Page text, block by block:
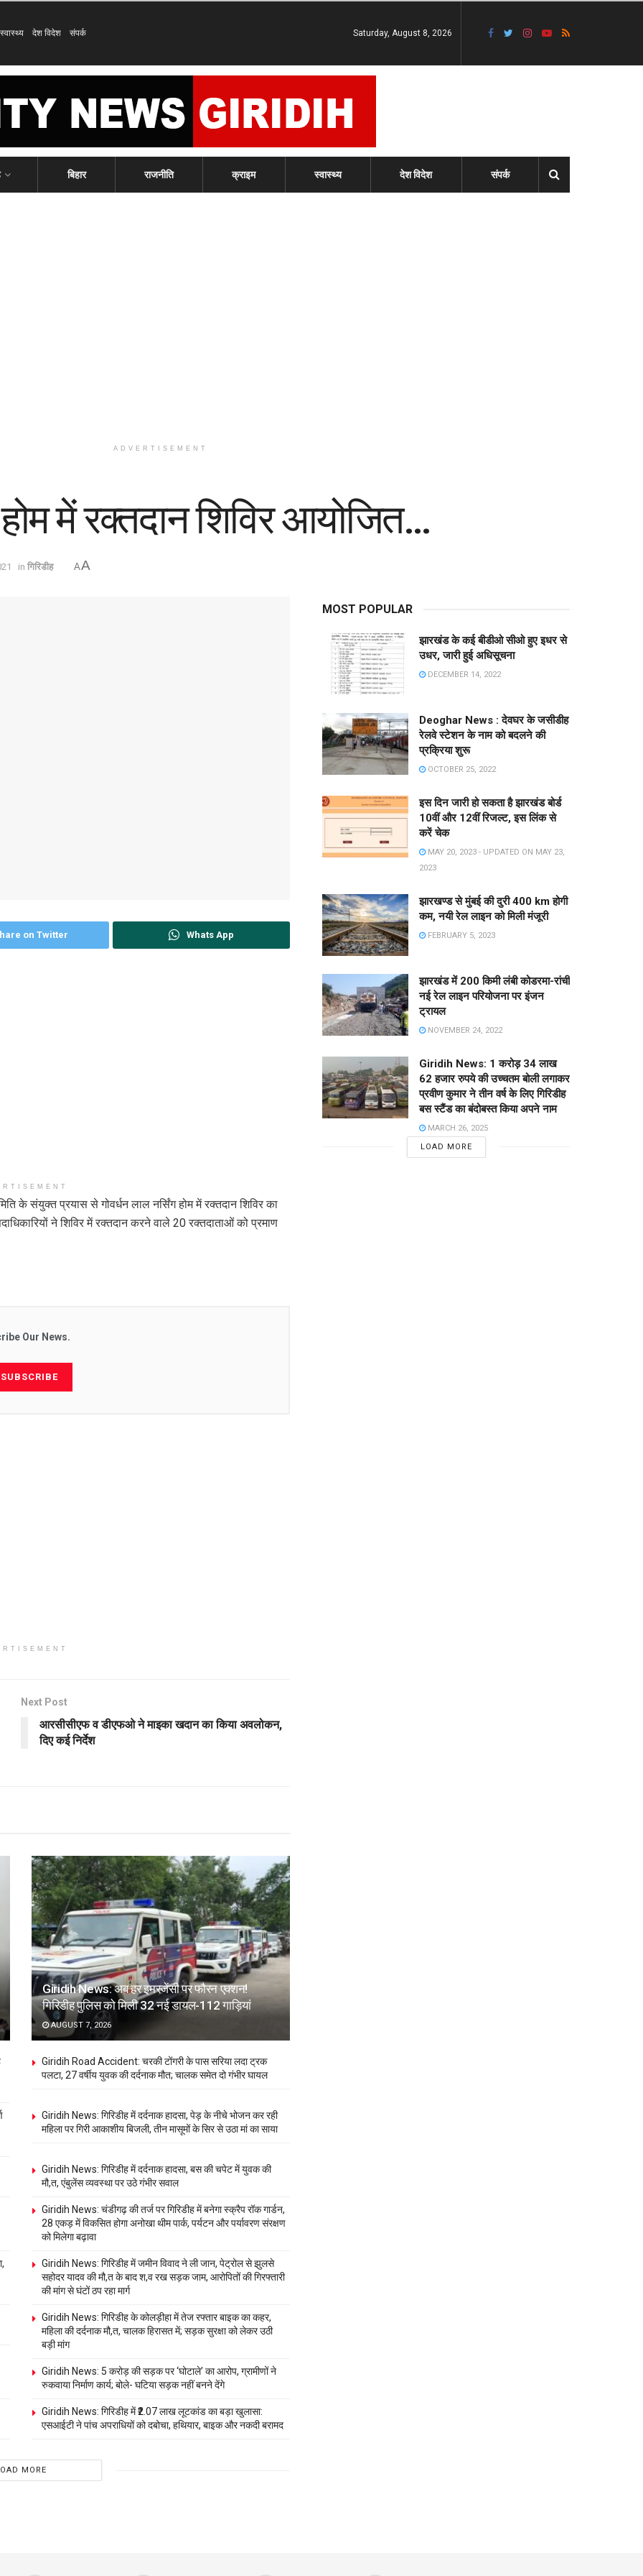
स्वास्थ्य देश विदेश संपर्क Saturday, August 8, 2026
बिहार राजनीति क्राइम स्वास्थ्य देश विदेश संपर्क
ADVERTISEMENT
होम में रक्तदान शिविर आयोजित…
in गिरिडीह AA
on Twitter Whats App
के संयुक्त प्रयास से गोवर्धन लाल नर्सिंग होम में रक्तदान शिविर का
ने शिविर में रक्तदान करने वाले 20 रक्तदाताओं को प्रमाण
Our News.
SUBSCRIBE
Next Post
आरसीसीएफ व डीएफओ ने माइका खदान का किया अवलोकन,
दिए कई निर्देश
Giridih News: अब हर इमरजेंसी पर फौरन एक्शन!
गिरिडीह पुलिस को मिली 32 नई डायल-112 गाड़ियां
AUGUST 7, 2026
Giridih Road Accident: चरकी टोंगरी के पास सरिया लदा ट्रक
पलटा, 27 वर्षीय युवक की दर्दनाक मौत; चालक समेत दो गंभीर घायल
Giridih News: गिरिडीह में दर्दनाक हादसा, पेड़ के नीचे भोजन कर रही
महिला पर गिरी आकाशीय बिजली, तीन मासूमों के सिर से उठा मां का साया
Giridih News: गिरिडीह में दर्दनाक हादसा, बस की चपेट में युवक की
मौ,त, एंबुलेंस व्यवस्था पर उठे गंभीर सवाल
Giridih News: चंडीगढ़ की तर्ज पर गिरिडीह में बनेगा स्क्रैप रॉक गार्डन,
28 एकड़ में विकसित होगा अनोखा थीम पार्क, पर्यटन और पर्यावरण संरक्षण
को मिलेगा बढ़ावा
Giridih News: गिरिडीह में जमीन विवाद ने ली जान, पेट्रोल से झुलसे
सहोदर यादव की मौ,त के बाद श,व रख सड़क जाम, आरोपितों की गिरफ्तारी
की मांग से घंटों ठप रहा मार्ग
Giridih News: गिरिडीह के कोलड़ीहा में तेज रफ्तार बाइक का कहर,
महिला की दर्दनाक मौ,त, चालक हिरासत में; सड़क सुरक्षा को लेकर उठी
बड़ी मांग
Giridih News: 5 करोड़ की सड़क पर ‘घोटाले’ का आरोप, ग्रामीणों ने
रुकवाया निर्माण कार्य; बोले- घटिया सड़क नहीं बनने देंगे
Giridih News: गिरिडीह में ₹2.07 लाख लूटकांड का बड़ा खुलासा:
एसआईटी ने पांच अपराधियों को दबोचा, हथियार, बाइक और नकदी बरामद
MORE
MOST POPULAR
झारखंड के कई बीडीओ सीओ हुए इधर से
उधर, जारी हुई अधिसूचना
DECEMBER 14, 2022
Deoghar News : देवघर के जसीडीह
रेलवे स्टेशन के नाम को बदलने की
प्रक्रिया शुरू
OCTOBER 25, 2022
इस दिन जारी हो सकता है झारखंड बोर्ड
10वीं और 12वीं रिजल्ट, इस लिंक से
करें चेक
MAY 20, 2023 - UPDATED ON MAY 23,
2023
झारखण्ड से मुंबई की दुरी 400 km होगी
कम, नयी रेल लाइन को मिली मंजूरी
FEBRUARY 5, 2023
झारखंड में 200 किमी लंबी कोडरमा-रांची
नई रेल लाइन परियोजना पर इंजन
ट्रायल
NOVEMBER 24, 2022
Giridih News: 1 करोड़ 34 लाख
62 हजार रुपये की उच्चतम बोली लगाकर
प्रवीण कुमार ने तीन वर्ष के लिए गिरिडीह
बस स्टैंड का बंदोबस्त किया अपने नाम
MARCH 26, 2025
LOAD MORE